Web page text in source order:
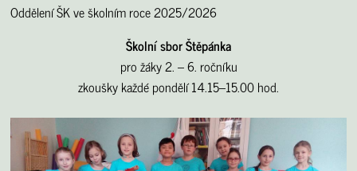
Oddělení ŠK ve školním roce 2025/2026
Školní sbor Štěpánka
pro žáky 2. – 6. ročníku
zkoušky každé pondělí 14.15–15.00 hod.